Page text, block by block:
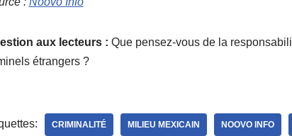
aux lecteurs : Que pensez-vous de la
étrangers ?
CRIMINALITÉ MILIEU MEXICAIN NOOVO INFO